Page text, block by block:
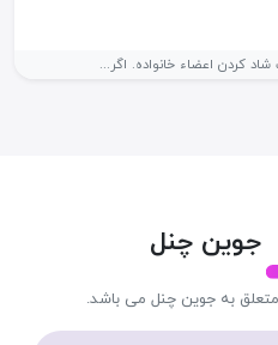
کردن اعضاء خانواده. اگر...
جوین چنل
به جوین چنل می باشد.